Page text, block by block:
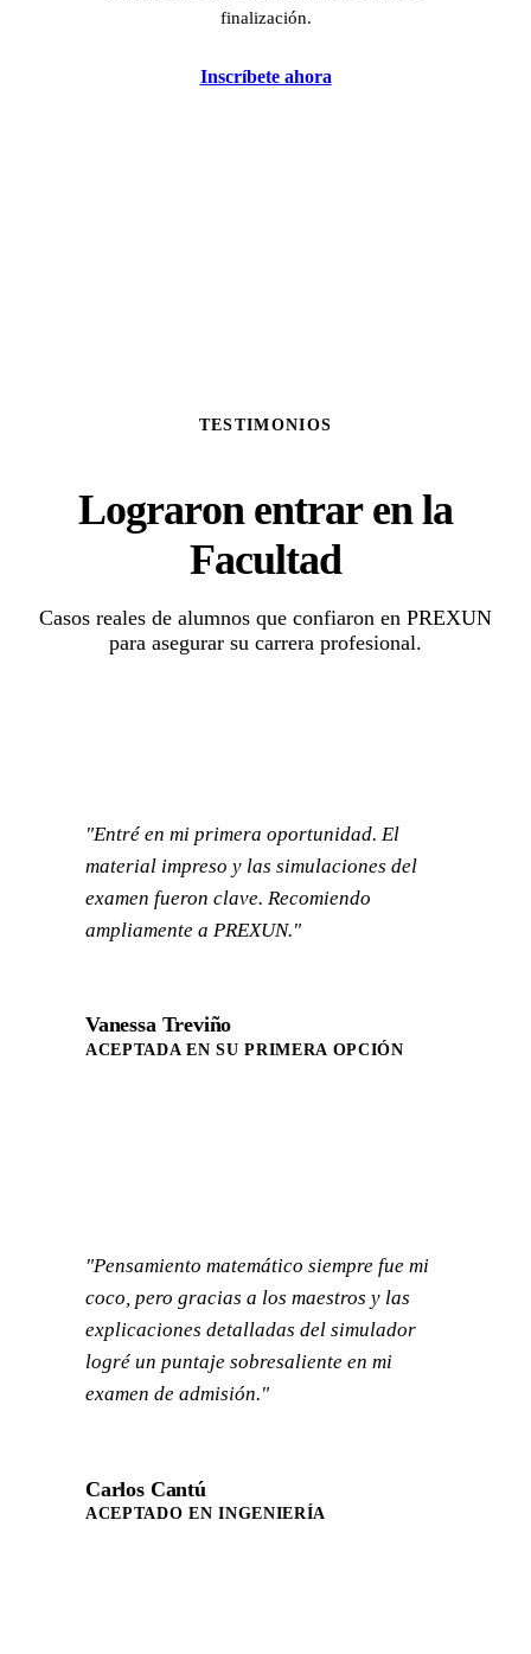
finalización.
Inscríbete ahora
TESTIMONIOS
Lograron entrar en la
Facultad
Casos reales de alumnos que confiaron en PREXUN
para asegurar su carrera profesional.
"Entré en mi primera oportunidad. El
material impreso y las simulaciones del
examen fueron clave. Recomiendo
ampliamente a PREXUN."
Vanessa Treviño
ACEPTADA EN SU PRIMERA OPCIÓN
"Pensamiento matemático siempre fue mi
coco, pero gracias a los maestros y las
explicaciones detalladas del simulador
logré un puntaje sobresaliente en mi
examen de admisión."
Carlos Cantú
ACEPTADO EN INGENIERÍA